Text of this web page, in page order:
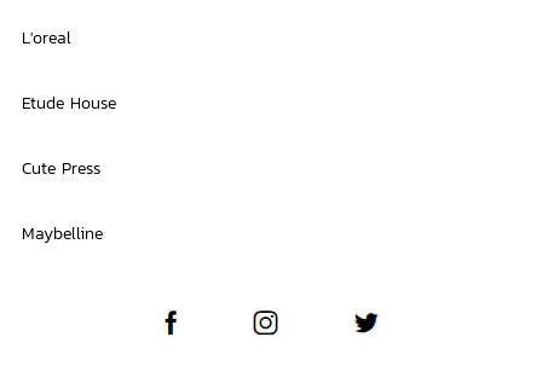
L'oreal
Etude House
Cute Press
Maybelline